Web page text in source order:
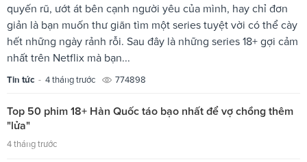
quyến rũ, ướt át bên cạnh người yêu của mình, hay chỉ đơn
giản là bạn muốn thư giãn tìm một series tuyệt vời có thể cày
hết những ngày rảnh rỗi. Sau đây là những series 18+ gợi cảm
nhất trên Netflix mà bạn...
Tin tức - 4 tháng trước 774898
Top 50 phim 18+ Hàn Quốc táo bạo nhất để vợ chồng thêm
"lửa"
4 tháng trước